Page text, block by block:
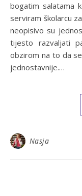
bogatim salatama
serviram školarcu
neopisivo su
tijesto razvaljati
obzirom na to da
jednostavnije.…
Nasja